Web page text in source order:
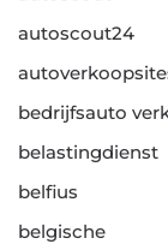
autoscout24
bedrijfsauto
belastingdienst
belfius
belgische